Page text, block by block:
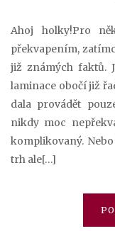
Ahoj holky!Pro
překvapením,
již známých faktů.
laminace obočí již
dala provádět
nikdy moc
komplikovaný.
trh ale[…]